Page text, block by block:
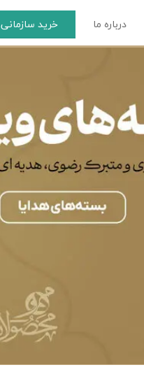
درباره ما خرید سازمانی